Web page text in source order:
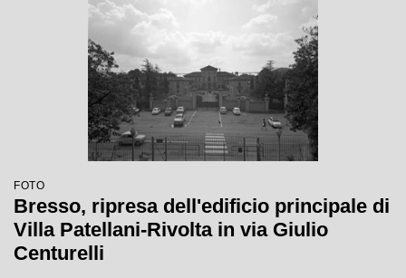
FOTO
Bresso, ripresa dell'edificio principale di
Villa Patellani-Rivolta in via Giulio
Centurelli